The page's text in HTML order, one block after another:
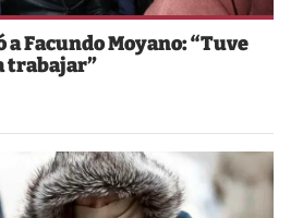
Facundo Moyano: “Tuve
trabajar”